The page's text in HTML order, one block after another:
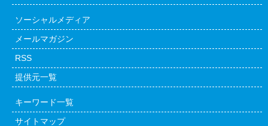
ソーシャルメディア
メールマガジン
RSS
提供元一覧
キーワード一覧
サイトマップ